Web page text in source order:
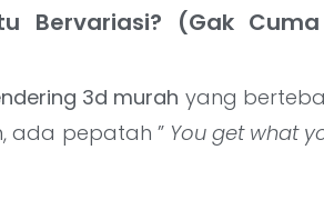
Bervariasi? (Gak
3d murah yang
ada pepatah ” You get what